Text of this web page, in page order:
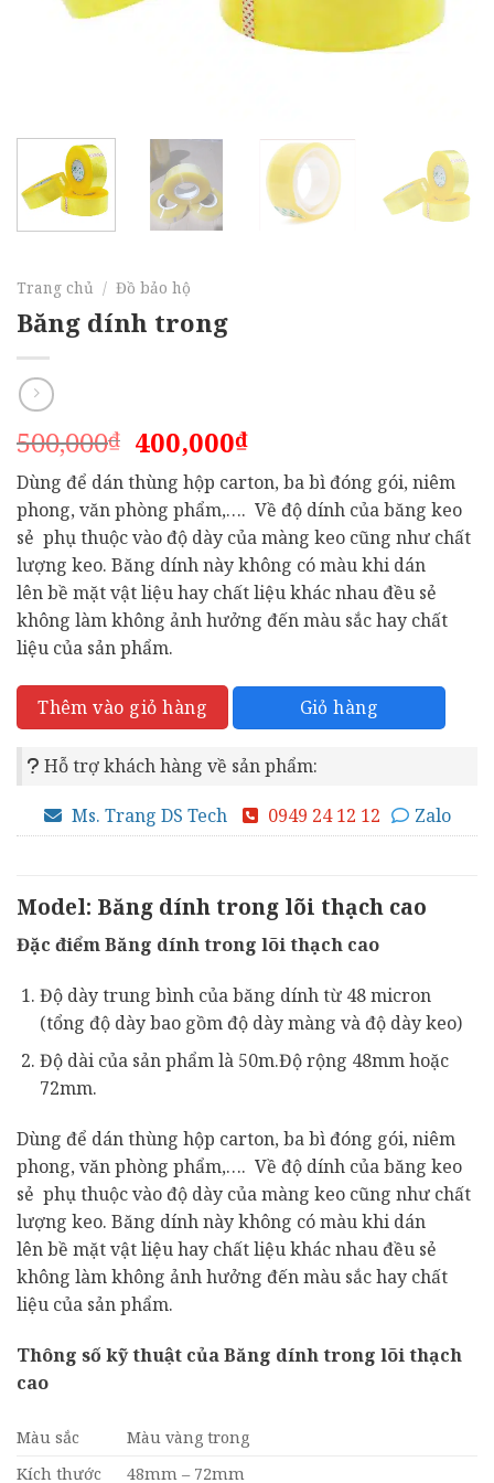
Trang chủ / Đồ bảo hộ
Băng dính trong
500,000₫ Giá
gốc
là:
500,000₫.
400,000₫Giá
hiện
tại
là:
400,000₫.
Dùng để dán thùng hộp carton, ba bì đóng gói, niêm
phong, văn phòng phẩm,…. Về độ dính của băng keo
sẻ phụ thuộc vào độ dày của màng keo cũng như chất
lượng keo. Băng dính này không có màu khi dán
lên bề mặt vật liệu hay chất liệu khác nhau đều sẻ
không làm không ảnh hưởng đến màu sắc hay chất
liệu của sản phẩm.
Thêm vào giỏ hàng Giỏ hàng
Hỗ trợ khách hàng về sản phẩm:
Ms. Trang DS Tech 0949 24 12 12 Zalo
Model: Băng dính trong lõi thạch cao
Đặc điểm Băng dính trong lõi thạch cao
Độ dày trung bình của băng dính từ 48 micron
(tổng độ dày bao gồm độ dày màng và độ dày keo)
Độ dài của sản phẩm là 50m.Độ rộng 48mm hoặc
72mm.
Dùng để dán thùng hộp carton, ba bì đóng gói, niêm
phong, văn phòng phẩm,…. Về độ dính của băng keo
sẻ phụ thuộc vào độ dày của màng keo cũng như chất
lượng keo. Băng dính này không có màu khi dán
lên bề mặt vật liệu hay chất liệu khác nhau đều sẻ
không làm không ảnh hưởng đến màu sắc hay chất
liệu của sản phẩm.
Thông số kỹ thuật của Băng dính trong lõi thạch
cao
Màu sắc
Màu vàng trong
Kích thước
48mm – 72mm